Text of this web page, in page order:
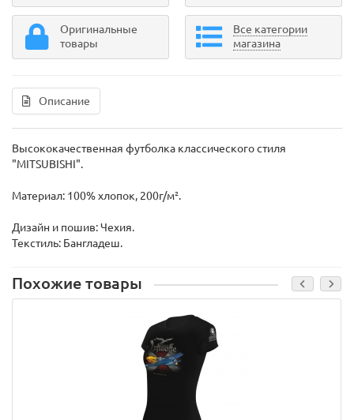
Оригинальные
товары
Все категории
магазина
Описание
Высококачественная футболка классического стиля
"MITSUBISHI".
Материал: 100% хлопок, 200г/м².
Дизайн и пошив: Чехия.
Текстиль: Бангладеш.
Похожие товары